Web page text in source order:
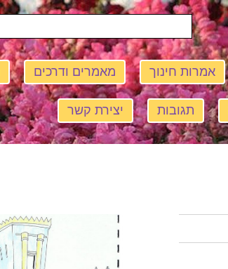
אמרות חינוך מאמרים ודרכים
תגובות יצירת קשר